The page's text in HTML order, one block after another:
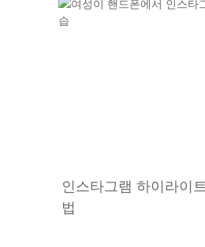
인스타그램 하이라이
법